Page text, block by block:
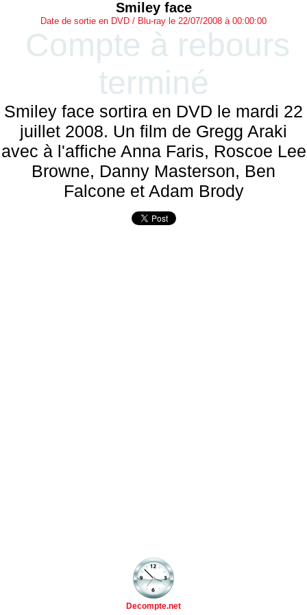
Smiley face
Date de sortie en DVD / Blu-ray le 22/07/2008 à 00:00:00
Compte à rebours
terminé
Smiley face sortira en DVD le mardi 22
juillet 2008. Un film de Gregg Araki
avec à l'affiche Anna Faris, Roscoe Lee
Browne, Danny Masterson, Ben
Falcone et Adam Brody
Decompte.net